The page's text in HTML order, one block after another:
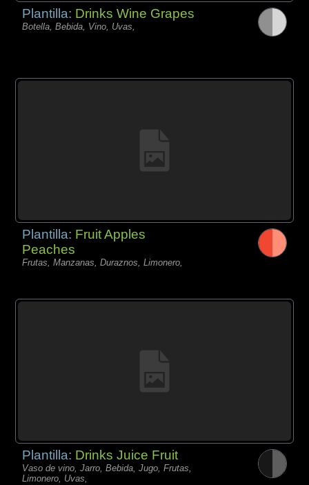
Plantilla: Drinks Wine Grapes
Botella, Bebida, Vino, Uvas,
Plantilla: Fruit Apples
Peaches
Frutas, Manzanas, Duraznos, Limonero,
Plantilla: Drinks Juice Fruit
Vaso de vino, Jarro, Bebida, Jugo, Frutas,
Limonero, Uvas,